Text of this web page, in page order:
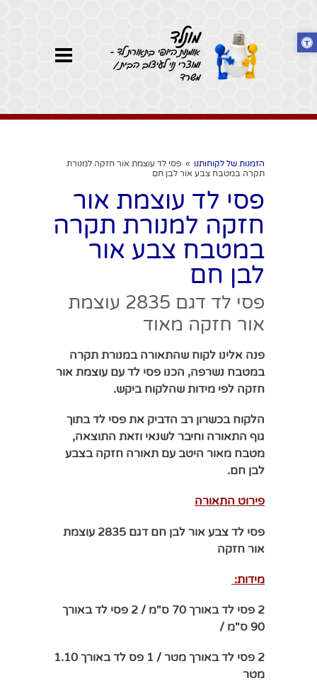
מונלד
אומנות היופי בתאורת לד -
ומוצרי נוי לעיצוב הבית /
משרד
הזמנות של לקוחותנו » פסי לד עוצמת אור חזקה למנורת
תקרה במטבח צבע אור לבן חם
פסי לד עוצמת אור
חזקה למנורת תקרה
במטבח צבע אור
לבן חם
פסי לד דגם 2835 עוצמת
אור חזקה מאוד
פנה אלינו לקוח שהתאורה במנורת תקרה
במטבח נשרפה, הכנו פסי לד עם עוצמת אור
חזקה לפי מידות שהלקוח ביקש.
הלקוח בכשרון רב הדביק את פסי לד בתוך
גוף התאורה וחיבר לשנאי וזאת התוצאה,
מטבח מאור היטב עם תאורה חזקה בצבע
לבן חם.
פירוט התאורה
פסי לד צבע אור לבן חם דגם 2835 עוצמת
אור חזקה
מידות:
2 פסי לד באורך 70 ס"מ / 2 פסי לד באורך
90 ס"מ /
2 פסי לד באורך מטר / 1 פס לד באורך 1.10
מטר